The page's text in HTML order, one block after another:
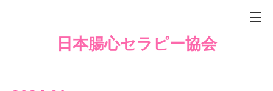
日本腸心セラピー協会